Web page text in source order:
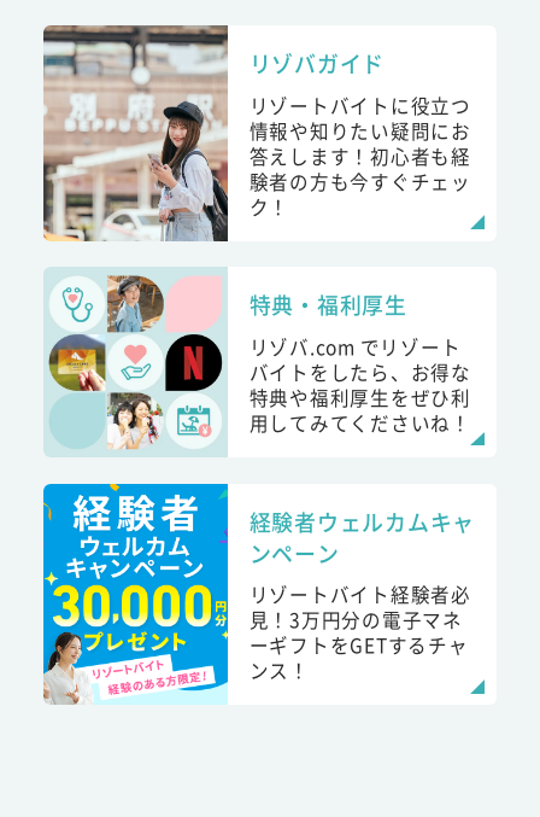
リゾバガイド
リゾートバイトに役立つ
情報や知りたい疑問にお
答えします！初心者も経
験者の方も今すぐチェッ
ク！
特典・福利厚生
リゾバ.com でリゾート
バイトをしたら、お得な
特典や福利厚生をぜひ利
用してみてくださいね！
経験者ウェルカムキャ
ンペーン
リゾートバイト経験者必
見！3万円分の電子マネ
ーギフトをGETするチャ
ンス！